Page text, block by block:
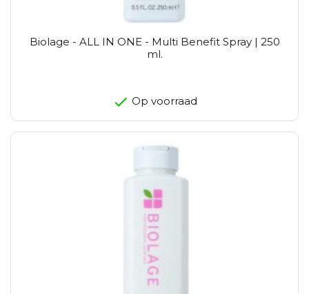
Biolage - ALL IN ONE - Multi Benefit Spray | 250
ml.
Op voorraad